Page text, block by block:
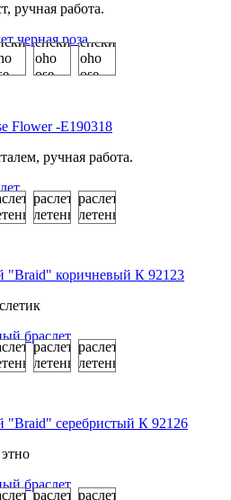
ручная работа.
Flower -E190318
ручная работа.
"Braid" коричневый К 92123
"Braid" серебристый К 92126